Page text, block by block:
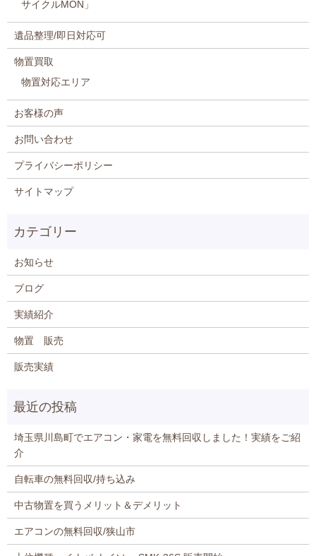
サイクルMON」
遺品整理/即日対応可
物置買取
物置対応エリア
お客様の声
お問い合わせ
プライバシーポリシー
サイトマップ
お知らせ
ブログ
実績紹介
物置 販売
販売実績
埼玉県川島町でエアコン・家電を無料回収しました！実績をご紹
介
自転車の無料回収/持ち込み
中古物置を買うメリット＆デメリット
エアコンの無料回収/狭山市